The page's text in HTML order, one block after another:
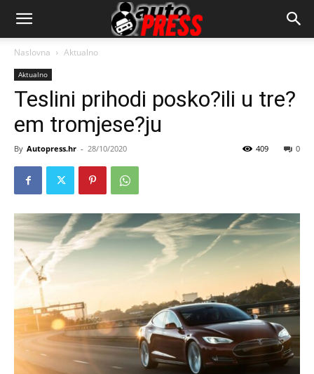
AutopressHR
Naslovna Aktualno
Aktualno
Teslini prihodi posko?ili u tre?
em tromjese?ju
By Autopress.hr - 28/10/2020 0
409